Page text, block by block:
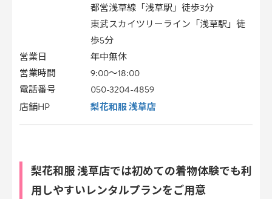
都営浅草線「浅草駅」徒歩3分
東武スカイツリーライン「浅草駅」徒
歩5分
営業日
年中無休
営業時間
9:00～18:00
電話番号
050-3204-4859
店舗HP
梨花和服 浅草店
梨花和服 浅草店では初めての着物体験でも利
用しやすいレンタルプランをご用意